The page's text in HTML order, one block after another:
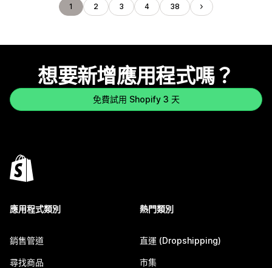
1 2 3 4 38
想要新增應用程式嗎？
免費試用 Shopify 3 天
應用程式類別
銷售管道
尋找商品
熱門類別
直運 (Dropshipping)
市集